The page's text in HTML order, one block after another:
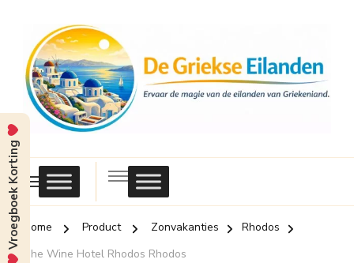
Griekse
Eilanden
Home Product Zonvakanties
Rhodos
The Wine Hotel Rhodos Rhodos
Vroegboek Korting